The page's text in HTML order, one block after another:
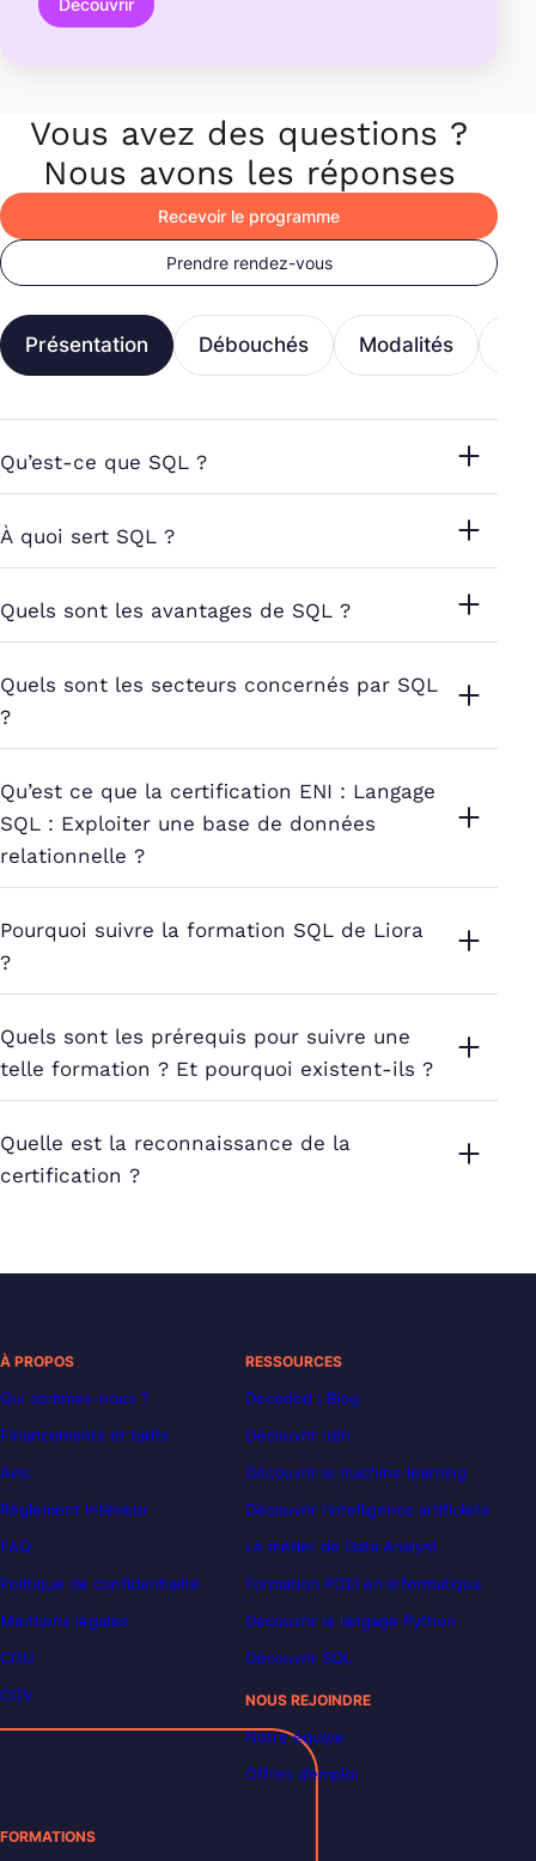
Vous avez des questions ?
Nous avons les réponses
Recevoir le programme
Prendre rendez-vous
Présentation Débouchés Modalités
Qu’est-ce que SQL ?
À quoi sert SQL ?
Quels sont les avantages de SQL ?
Quels sont les secteurs concernés par SQL
?
Qu’est ce que la certification ENI : Langage
SQL : Exploiter une base de données
relationnelle ?
Pourquoi suivre la formation SQL de Liora
?
Quels sont les prérequis pour suivre une
telle formation ? Et pourquoi existent-ils ?
Quelle est la reconnaissance de la
certification ?
À PROPOS
Qui sommes-nous ?
Financements et tarifs
Avis
Règlement intérieur
FAQ
Politique de confidentialité
Mentions légales
CGU
CGV
RESSOURCES
Decoded | Blog
Découvrir n8n
Découvrir le machine learning
Découvrir l’intelligence artificielle
Le métier de Data Analyst
Formation POEI en informatique
Découvrir le langage Python
Découvrir SQL
NOUS REJOINDRE
Notre équipe
Offres d’emploi
FORMATIONS